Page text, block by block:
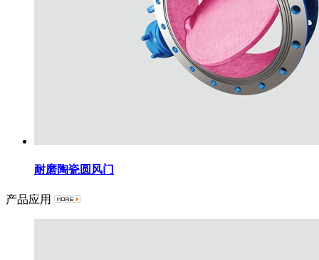
耐磨陶瓷圆风门
产品应用